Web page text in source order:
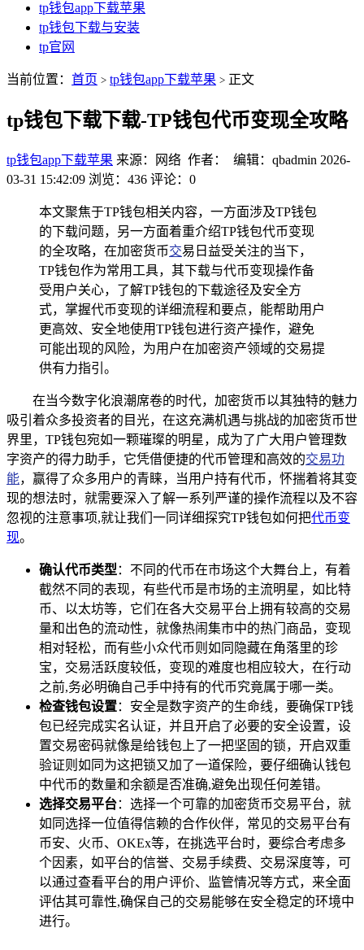
tp钱包app下载苹果
tp钱包下载与安装
tp官网
当前位置： 首页 > tp钱包app下载苹果 > 正文
tp钱包下载下载-TP钱包代币变现全攻略
tp钱包app下载苹果 来源：网络 作者： 编辑：qbadmin 2026-
03-31 15:42:09 浏览：436 评论：0
本文聚焦于TP钱包相关内容，一方面涉及TP钱包
的下载问题，另一方面着重介绍TP钱包代币变现
的全攻略，在加密货币交易日益受关注的当下，
TP钱包作为常用工具，其下载与代币变现操作备
受用户关心，了解TP钱包的下载途径及安全方
式，掌握代币变现的详细流程和要点，能帮助用户
更高效、安全地使用TP钱包进行资产操作，避免
可能出现的风险，为用户在加密资产领域的交易提
供有力指引。
在当今数字化浪潮席卷的时代，加密货币以其独特的魅力
吸引着众多投资者的目光，在这充满机遇与挑战的加密货币世
界里，TP钱包宛如一颗璀璨的明星，成为了广大用户管理数
字资产的得力助手，它凭借便捷的代币管理和高效的交易功
能，赢得了众多用户的青睐，当用户持有代币，怀揣着将其变
现的想法时，就需要深入了解一系列严谨的操作流程以及不容
忽视的注意事项,就让我们一同详细探究TP钱包如何把代币变
现。
确认代币类型 ：不同的代币在市场这个大舞台上，有着
截然不同的表现，有些代币是市场的主流明星，如比特
币、以太坊等，它们在各大交易平台上拥有较高的交易
量和出色的流动性，就像热闹集市中的热门商品，变现
相对轻松，而有些小众代币则如同隐藏在角落里的珍
宝，交易活跃度较低，变现的难度也相应较大，在行动
之前,务必明确自己手中持有的代币究竟属于哪一类。
检查钱包设置：安全是数字资产的生命线，要确保TP钱
包已经完成实名认证，并且开启了必要的安全设置，设
置交易密码就像是给钱包上了一把坚固的锁，开启双重
验证则如同为这把锁又加了一道保险，要仔细确认钱包
中代币的数量和余额是否准确,避免出现任何差错。
选择交易平台：选择一个可靠的加密货币交易平台，就
如同选择一位值得信赖的合作伙伴，常见的交易平台有
币安、火币、OKEx等，在挑选平台时，要综合考虑多
个因素，如平台的信誉、交易手续费、交易深度等，可
以通过查看平台的用户评价、监管情况等方式，来全面
评估其可靠性,确保自己的交易能够在安全稳定的环境中
进行。